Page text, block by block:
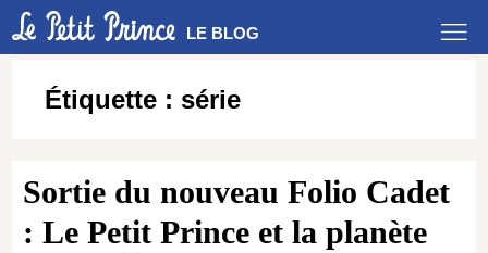
LE BLOG
Étiquette : série
Sortie du nouveau Folio Cadet
: Le Petit Prince et la planète